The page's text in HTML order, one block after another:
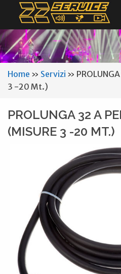
Home » Servizi »
3 -20 Mt.)
PROLUNGA 32 A
(MISURE 3 -20 MT.)